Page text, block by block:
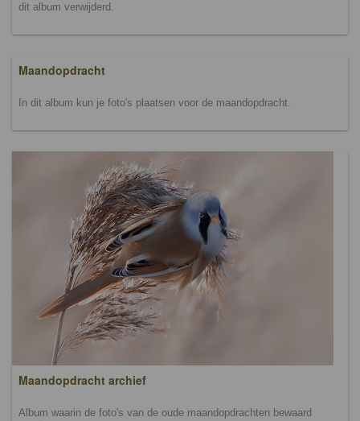
dit album verwijderd.
Maandopdracht
In dit album kun je foto's plaatsen voor de maandopdracht.
Maandopdracht archief
Album waarin de foto's van de oude maandopdrachten bewaard